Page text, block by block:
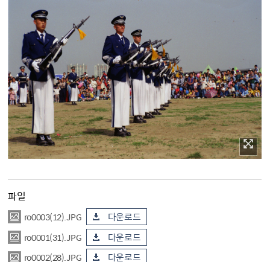
파일
ro0003(12).JPG
다운로드
ro0001(31).JPG
다운로드
ro0002(28).JPG
다운로드